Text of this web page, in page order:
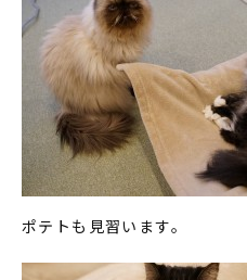
ポテトも見習います。